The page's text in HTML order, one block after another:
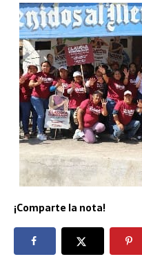
¡Comparte la nota!